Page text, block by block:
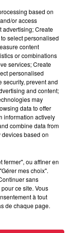
sur
based on
or access
advertising; Create
select personalised
content
or combinations
services; Create
personalised
security, prevent and
and content;
may
data to offer
information actively
combine data from
based on
fermer", ou affiner en
mes choix".
sans
ce site. Vous
à tout
de chaque page.